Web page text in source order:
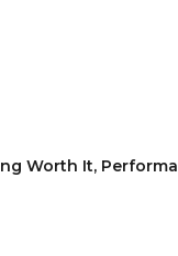
Worth It, Performa